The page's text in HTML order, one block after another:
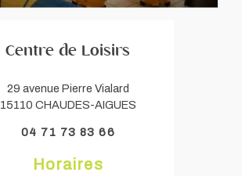
Centre de Loisirs
29 avenue Pierre Vialard
15110 CHAUDES-AIGUES
04 71 73 83 66
Horaires